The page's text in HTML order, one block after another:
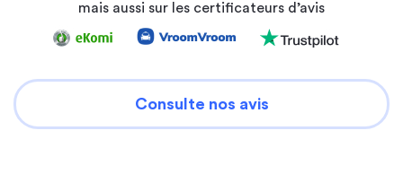
mais aussi sur les certificateurs d’avis
Consulte nos avis